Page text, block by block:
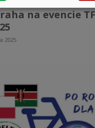
na evencie
2025